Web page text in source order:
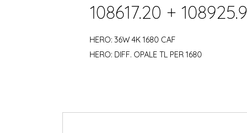
108617.20 +
HERO: 36W 4K 1680 CAF
HERO: DIFF. OPALE TL PER 1680